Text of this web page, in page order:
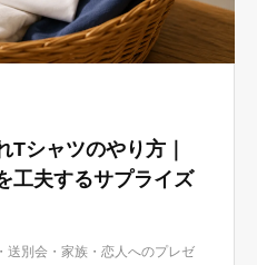
シャツのやり方｜
工夫するサプライズ
送別会・家族・恋人へのプレゼ